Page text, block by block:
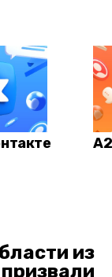
из